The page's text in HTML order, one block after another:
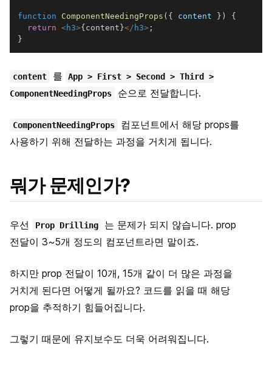
function ComponentNeedingProps ( { content } )
{
return <h3>{ content }</ h3> ;
}
content 를
App > First > Second > Third >
ComponentNeedingProps
순으로 전달합니다.
ComponentNeedingProps
컴포넌트에서 해당 props를
사용하기 위해 전달하는 과정을 거치게 됩니다.
뭐가 문제인가?
우선 Prop Drilling
는 문제가 되지 않습니다. prop
전달이 3~5개 정도의 컴포넌트라면 말이죠.
하지만 prop 전달이 10개, 15개 같이 더 많은 과정을
거치게 된다면 어떻게 될까요? 코드를 읽을 때 해당
prop을 추적하기 힘들어집니다.
그렇기 때문에 유지보수도 더욱 어려워집니다.